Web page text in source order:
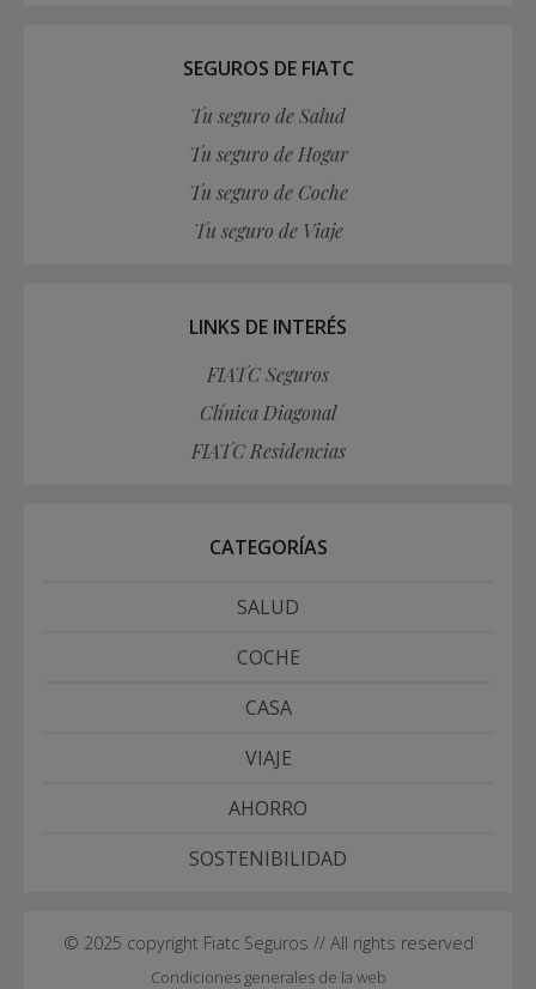
SEGUROS DE FIATC
Tu seguro de Salud
Tu seguro de Hogar
Tu seguro de Coche
Tu seguro de Viaje
LINKS DE INTERÉS
FIATC Seguros
Clínica Diagonal
FIATC Residencias
CATEGORÍAS
SALUD
COCHE
CASA
VIAJE
AHORRO
SOSTENIBILIDAD
© 2025 copyright Fiatc Seguros // All rights reserved
Condiciones generales de la web